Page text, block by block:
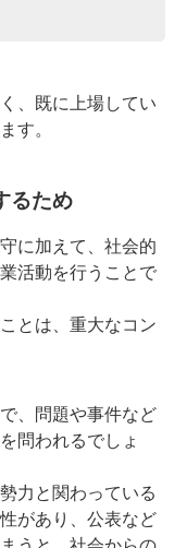
、既に上場してい
す。
るため
に加えて、社会的
活動を行うことで
とは、重大なコン
、問題や事件など
問われるでしょ
力と関わっている
があり、公表など